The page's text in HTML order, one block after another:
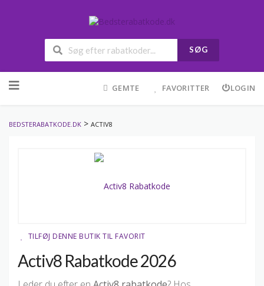
SØG
to
GEMTE FAVORITTER LOGIN
BEDSTERABATKODE.DK > ACTIV8
TILFØJ DENNE BUTIK TIL FAVORIT
Activ8 Rabatkode 2026